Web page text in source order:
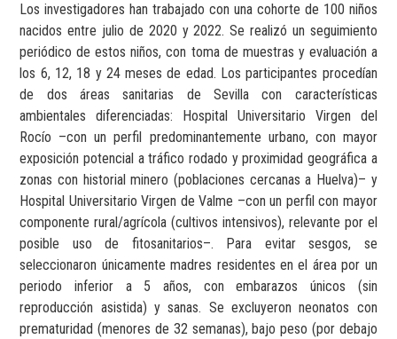
Los investigadores han trabajado con una cohorte de 100 niños
nacidos entre julio de 2020 y 2022. Se realizó un seguimiento
periódico de estos niños, con toma de muestras y evaluación a
los 6, 12, 18 y 24 meses de edad. Los participantes procedían
de dos áreas sanitarias de Sevilla con características
ambientales diferenciadas: Hospital Universitario Virgen del
Rocío –con un perfil predominantemente urbano, con mayor
exposición potencial a tráfico rodado y proximidad geográfica a
zonas con historial minero (poblaciones cercanas a Huelva)– y
Hospital Universitario Virgen de Valme –con un perfil con mayor
componente rural/agrícola (cultivos intensivos), relevante por el
posible uso de fitosanitarios–. Para evitar sesgos, se
seleccionaron únicamente madres residentes en el área por un
periodo inferior a 5 años, con embarazos únicos (sin
reproducción asistida) y sanas. Se excluyeron neonatos con
prematuridad (menores de 32 semanas), bajo peso (por debajo